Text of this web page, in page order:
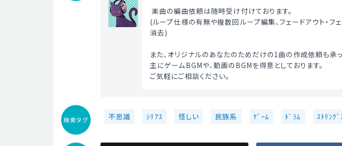
楽曲の編曲依頼は随時受け付けております。
(ループ仕様の有無や複数回ループ編集、フェードアウト・フ
消去)
また、オリジナルのあなたのためだけの1曲の作成依頼も承っ
主にゲームBGMや、動画のBGMを得意としております。
ご気軽にご相談ください。
検索タグ 不思議 ｼﾘｱｽ 怪しい 民族系 ｹﾞｰﾑ ﾄﾞﾗﾑ ｽﾄﾘﾝｸﾞ